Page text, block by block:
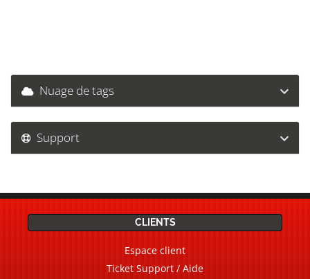
Nuage de tags
Support
CLIENTS
Espace client
Ticket Support / Aide